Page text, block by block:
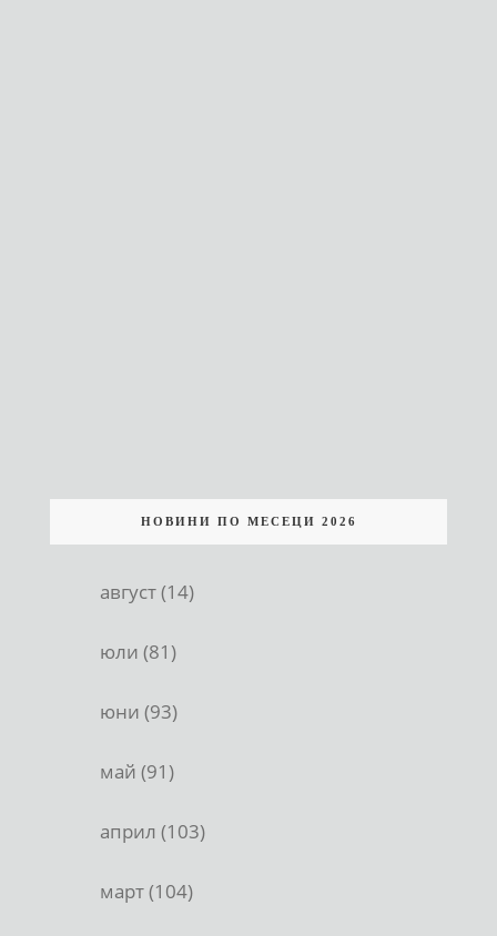
НОВИНИ ПО МЕСЕЦИ 2026
август (14)
юли (81)
юни (93)
май (91)
април (103)
март (104)